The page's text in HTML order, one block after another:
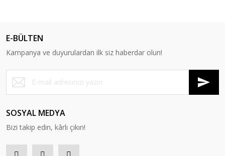
E-BÜLTEN
Kampanya ve duyurulardan ilk siz haberdar olun!
SOSYAL MEDYA
Bizi takip edin, kârlı çıkın!